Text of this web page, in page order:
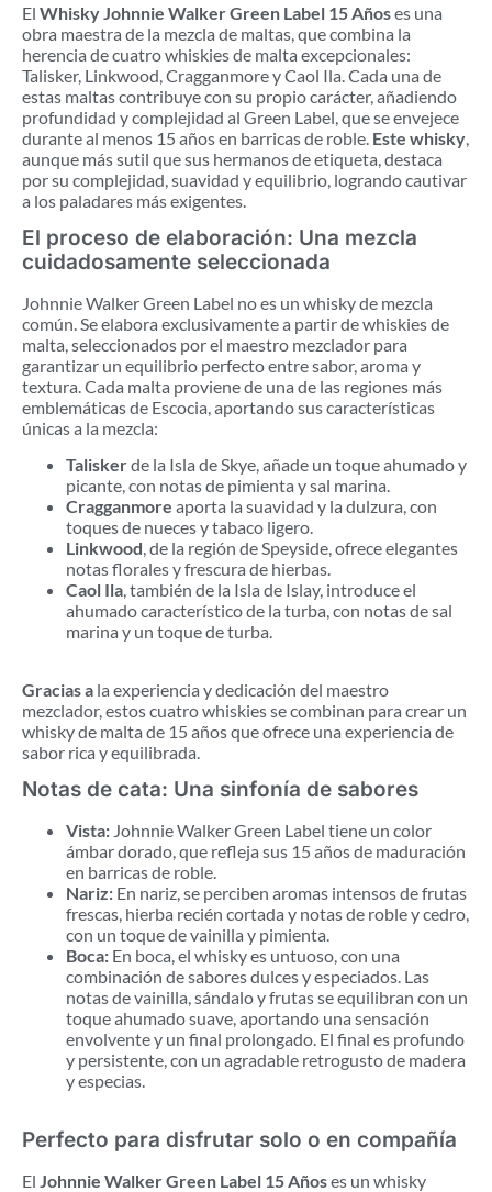
El Whisky Johnnie Walker Green Label 15 Añoses una
obra maestra de la mezcla de maltas, que combina la
herencia de cuatro whiskies de malta excepcionales:
Talisker, Linkwood, Cragganmore y Caol Ila. Cada una de
estas maltas contribuye con su propio carácter, añadiendo
profundidad y complejidad al Green Label, que se envejece
durante al menos 15 años en barricas de roble. Este whisky
aunque más sutil que sus hermanos de etiqueta, destaca
por su complejidad, suavidad y equilibrio, logrando cautivar
a los paladares más exigentes.
El proceso de elaboración: Una mezcla
cuidadosamente seleccionada
Johnnie Walker Green Label no es un whisky de mezcla
común. Se elabora exclusivamente a partir de whiskies de
malta, seleccionados por el maestro mezclador para
garantizar un equilibrio perfecto entre sabor, aroma y
textura. Cada malta proviene de una de las regiones más
emblemáticas de Escocia, aportando sus características
únicas a la mezcla:
Taliskerde la Isla de Skye, añade un toque ahumado y
picante, con notas de pimienta y sal marina.
Cragganmore aporta la suavidad y la dulzura, con
toques de nueces y tabaco ligero.
Linkwood, de la región de Speyside, ofrece elegantes
notas florales y frescura de hierbas.
Caol Ila, también de la Isla de Islay, introduce el
ahumado característico de la turba, con notas de sal
marina y un toque de turba.
Gracias a la experiencia y dedicación del maestro
mezclador, estos cuatro whiskies se combinan para crear un
whisky de malta de 15 años que ofrece una experiencia de
sabor rica y equilibrada.
Notas de cata: Una sinfonía de sabores
Vista: Johnnie Walker Green Label tiene un color
ámbar dorado, que refleja sus 15 años de maduración
en barricas de roble.
Nariz: En nariz, se perciben aromas intensos de frutas
frescas, hierba recién cortada y notas de roble y cedro,
con un toque de vainilla y pimienta.
Boca: En boca, el whisky es untuoso, con una
combinación de sabores dulces y especiados. Las
notas de vainilla, sándalo y frutas se equilibran con un
toque ahumado suave, aportando una sensación
envolvente y un final prolongado. El final es profundo
y persistente, con un agradable retrogusto de madera
y especias.
Perfecto para disfrutar solo o en compañía
El Johnnie Walker Green Label 15 Añoses un whisky